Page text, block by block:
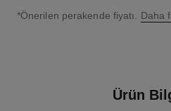
↩
*Önerilen perakende fiyatı. Daha
Ürün